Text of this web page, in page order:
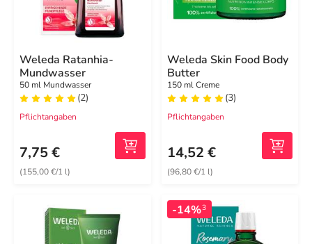
Weleda Ratanhia-
Mundwasser
50 ml Mundwasser
(2)
Pflichtangaben
7,75 €
(155,00 €/1 l)
Weleda Skin Food Body
Butter
150 ml Creme
(3)
Pflichtangaben
14,52 €
(96,80 €/1 l)
-14%3